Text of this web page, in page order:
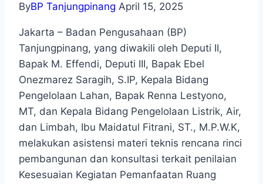
ByBP Tanjungpinang April 15, 2025
Jakarta – Badan Pengusahaan (BP)
Tanjungpinang, yang diwakili oleh Deputi II,
Bapak M. Effendi, Deputi III, Bapak Ebel
Onezmarez Saragih, S.IP, Kepala Bidang
Pengelolaan Lahan, Bapak Renna Lestyono,
MT, dan Kepala Bidang Pengelolaan Listrik, Air,
dan Limbah, Ibu Maidatul Fitrani, ST., M.P.W.K,
melakukan asistensi materi teknis rencana rinci
pembangunan dan konsultasi terkait penilaian
Kesesuaian Kegiatan Pemanfaatan Ruang